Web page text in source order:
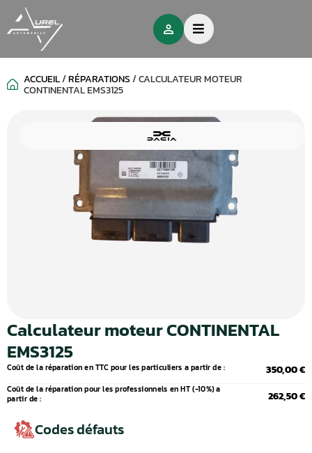
ACCUEIL/RÉPARATIONS/CALCULATEUR MOTEUR
CONTINENTAL EMS3125
Calculateur moteur CONTINENTAL
EMS3125
Coût de la réparation en TTC pour les particuliers a partir de : 350,00 €
Coût de la réparation pour les professionnels en HT (-10%) a
partir de :
262,50 €
Codes défauts